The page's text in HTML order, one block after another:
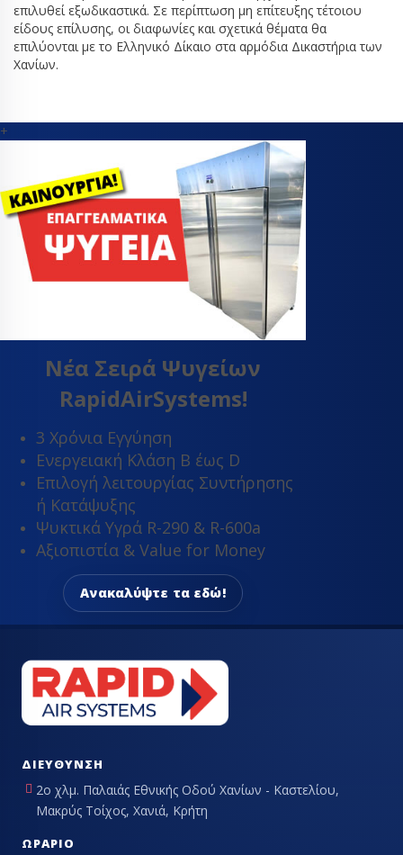
επιλυθεί εξωδικαστικά. Σε περίπτωση μη επίτευξης τέτοιου
είδους επίλυσης, οι διαφωνίες και σχετικά θέματα θα
επιλύονται με το Ελληνικό Δίκαιο στα αρμόδια Δικαστήρια των
Χανίων.
+
Νέα Σειρά Ψυγείων
RapidAirSystems!
3 Χρόνια Εγγύηση
Ενεργειακή Κλάση Β έως D
Επιλογή λειτουργίας Συντήρησης
ή Κατάψυξης
Ψυκτικά Υγρά R-290 & R-600a
Αξιοπιστία & Value for Money
Ανακαλύψτε τα εδώ!
ΔΙΕΎΘΥΝΣΗ
2ο χλμ. Παλαιάς Εθνικής Οδού Χανίων - Καστελίου,
Μακρύς Τοίχος, Χανιά, Κρήτη
ΩΡΆΡΙΟ